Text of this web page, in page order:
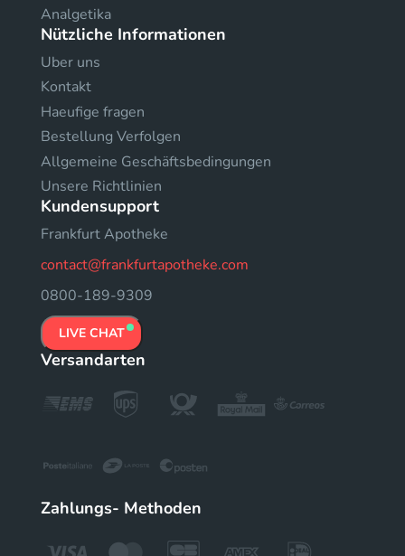
Analgetika
Nützliche Informationen
Uber uns
Kontakt
Haeufige fragen
Bestellung Verfolgen
Allgemeine Geschäftsbedingungen
Unsere Richtlinien
Kundensupport
Frankfurt Apotheke
contact@frankfurtapotheke.com
0800-189-9309
LIVE CHAT
Versandarten
Zahlungs- Methoden